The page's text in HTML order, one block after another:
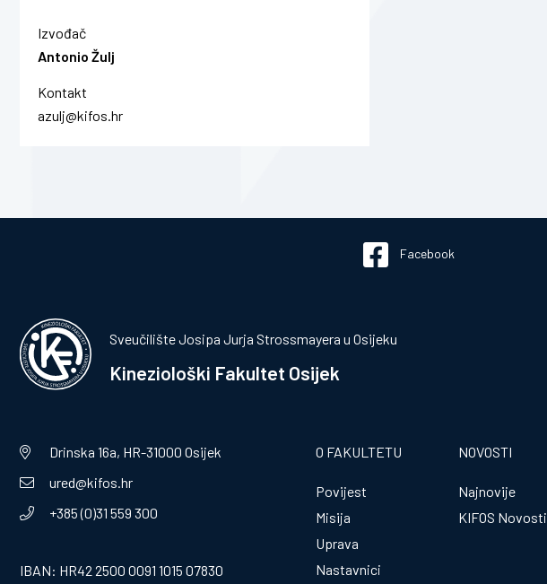
Izvođač
Antonio Žulj
Kontakt
azulj@kifos.hr
Facebook
Sveučilište Josipa Jurja Strossmayera u Osijeku
Kineziološki Fakultet Osijek
Drinska 16a, HR-31000 Osijek
ured@kifos.hr
+385 (0)31 559 300
IBAN: HR42 2500 0091 1015 07830
O FAKULTETU
Povijest
Misija
Uprava
Nastavnici
NOVOSTI
Najnovije
KIFOS Novosti